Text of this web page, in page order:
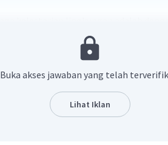
sampah pada tempatnya
kertas seperlunya.
Buka akses jawaban yang telah
Lihat Iklan